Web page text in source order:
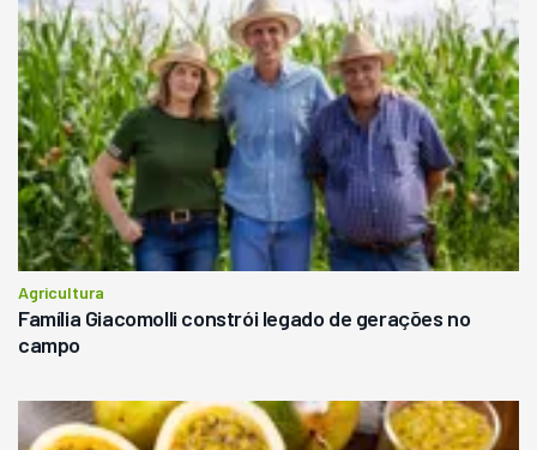
Agricultura
Família Giacomolli constrói legado de gerações no
campo